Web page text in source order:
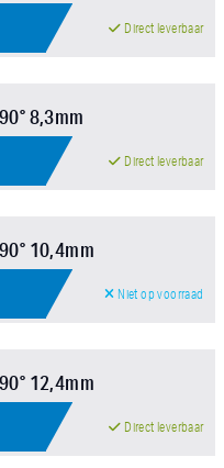
Direct leverbaar
8,3mm
Direct leverbaar
10,4mm
Niet op voorraad
12,4mm
Direct leverbaar